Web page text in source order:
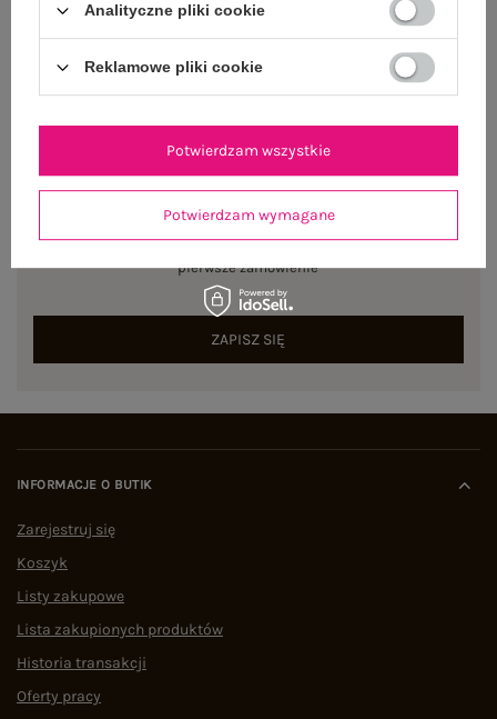
Centrum Logistyczne Nadarzyn
NEWSLETTER
pierwsze zamówienie
ZAPISZ SIĘ
INFORMACJE O BUTIK
Zarejestruj się
Koszyk
Listy zakupowe
Lista zakupionych produktów
Historia transakcji
Oferty pracy
Analityczne pliki cookie
Reklamowe pliki cookie
Potwierdzam wymagane
Potwierdzam wszystkie